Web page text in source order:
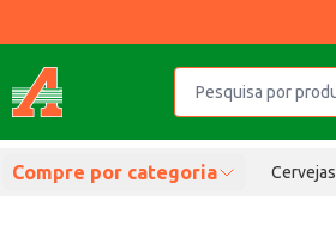
Compre por categoria Cervejas